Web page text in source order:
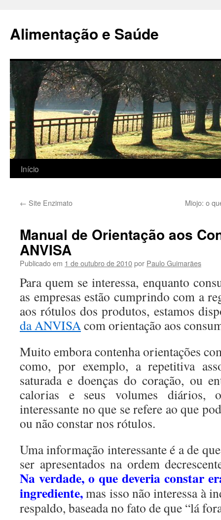
Alimentação e Saúde
Pular
Início
← Site Enzimato Miojo: o
Manual de Orientação aos
ANVISA
Publicado em 1 de outubro de 2010por Paulo Guimarães
Para quem se interessa, enquanto
as empresas estão cumprindo com a
aos rótulos dos produtos, estamos
da ANVISAcom orientação aos
Muito embora contenha orientações
como, por exemplo, a repetitiva
saturada e doenças do coração, ou
calorias e seus volumes diários,
interessante no que se refere ao que
ou não constar nos rótulos.
Uma informação interessante é a de
ser apresentados na ordem
Na verdade, o que deveria constar
ingrediente,mas isso não interessa à
respaldo, baseada no fato de que “lá